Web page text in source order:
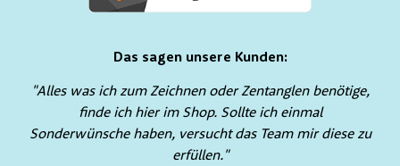
Das sagen unsere Kunden:
"Alles was ich zum Zeichnen oder Zentanglen benötige,
finde ich hier im Shop. Sollte ich einmal
Sonderwünsche haben, versucht das Team mir diese zu
erfüllen."